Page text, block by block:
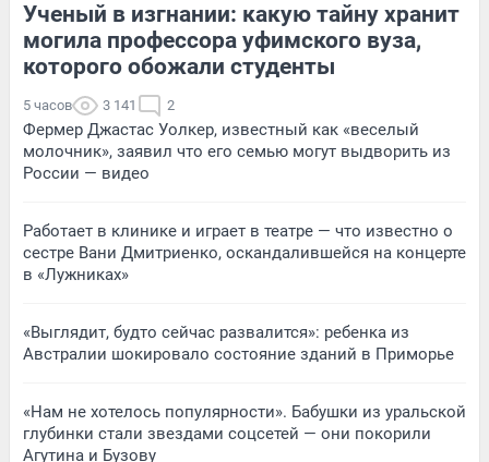
Ученый в изгнании: какую тайну хранит
могила профессора уфимского вуза,
которого обожали студенты
5 часов 3 141 2
Фермер Джастас Уолкер, известный как «веселый
молочник», заявил что его семью могут выдворить из
России — видео
Работает в клинике и играет в театре — что известно о
сестре Вани Дмитриенко, оскандалившейся на концерте
в «Лужниках»
«Выглядит, будто сейчас развалится»: ребенка из
Австралии шокировало состояние зданий в Приморье
«Нам не хотелось популярности». Бабушки из уральской
глубинки стали звездами соцсетей — они покорили
Агутина и Бузову